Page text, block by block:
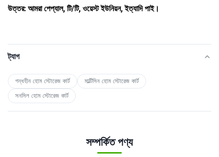
উত্তর: আমরা পেপ্যাল, টি/টি, ওয়েস্ট ইউনিয়ন, ইত্যাদি পাই।
ট্যাগ
গন্ধহীন হোম স্টোরেজ কার্ট
মাল্টিসিন হোম স্টোরেজ কার্ট
সনসিল হোম স্টোরেজ কার্ট
সম্পর্কিত পণ্য